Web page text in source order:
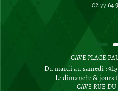
02 77 64
CAVE PLACE
Du mardi au samedi :
Le dimanche & jours
CAVE RUE DU